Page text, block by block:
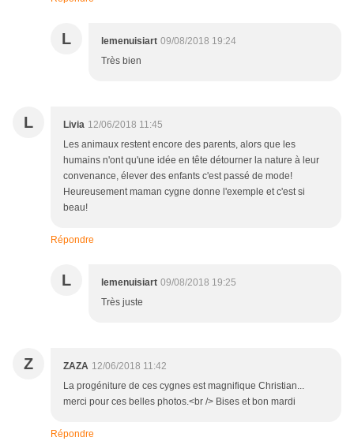
L lemenuisiart 09/08/2018 19:24
Très bien
L Livia 12/06/2018 11:45
Les animaux restent encore des parents, alors que les
humains n'ont qu'une idée en tête détourner la nature à leur
convenance, élever des enfants c'est passé de mode!
Heureusement maman cygne donne l'exemple et c'est si
beau!
Répondre
L lemenuisiart 09/08/2018 19:25
Très juste
Z ZAZA 12/06/2018 11:42
La progéniture de ces cygnes est magnifique Christian...
merci pour ces belles photos.<br /> Bises et bon mardi
Répondre